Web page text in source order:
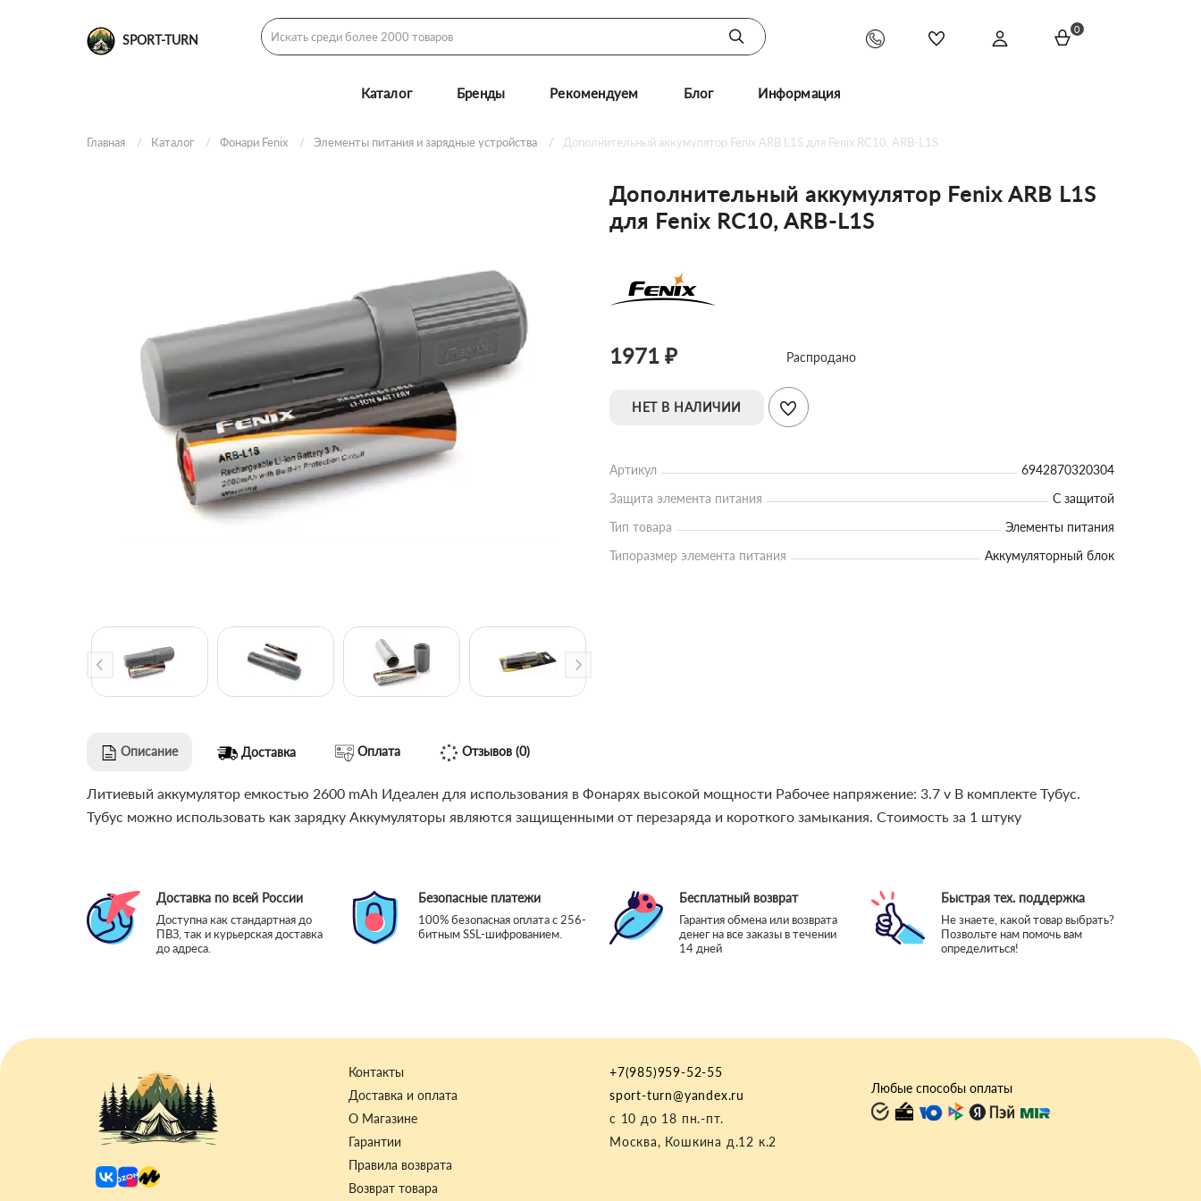
SPORT-TURN
0
Каталог Бренды Рекомендуем Блог Информация
Главная Каталог Фонари Fenix Элементы питания и зарядные устройства Дополнительный аккумулятор Fenix ARB L1S для Fenix RC10, ARB-L1S
Дополнительный аккумулятор Fenix ARB L1S
для Fenix RC10, ARB-L1S
1971 ₽ Распродано
НЕТ В НАЛИЧИИ
Артикул
6942870320304
Защита элемента питания
С защитой
Тип товара
Элементы питания
Типоразмер элемента питания
Аккумуляторный блок
Описание Доставка Оплата Отзывов (0)
Литиевый аккумулятор емкостью 2600 mAh Идеален для использования в Фонарях высокой мощности Рабочее напряжение: 3.7 v В комплекте Тубус.
Тубус можно использовать как зарядку Аккумуляторы являются защищенными от перезаряда и короткого замыкания. Стоимость за 1 штуку
Доставка по всей России
Доступна как стандартная до
ПВЗ, так и курьерская доставка
до адреса.
Безопасные платежи
100% безопасная оплата с 256-
битным SSL-шифрованием.
Бесплатный возврат
Гарантия обмена или возврата
денег на все заказы в течении
14 дней
Быстрая тех. поддержка
Не знаете, какой товар выбрать?
Позвольте нам помочь вам
определиться!
Контакты
Доставка и оплата
О Магазине
Гарантии
Правила возврата
Возврат товара
+7(985)959-52-55
sport-turn@yandex.ru
с 10 до 18 пн.-пт.
Москва, Кошкина д.12 к.2
Любые способы оплаты